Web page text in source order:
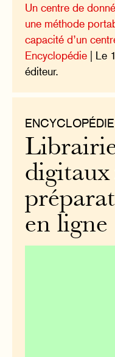
Un centre de
une méthode
capacité d’un
Encyclopédie | Le
éditeur.
ENCYCLOPÉDIE
digitaux
en ligne